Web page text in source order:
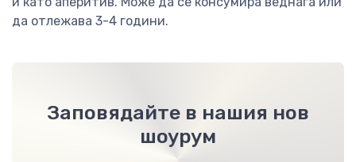
да отлежава 3-4 години.
Заповядайте в нашия нов
шоурум